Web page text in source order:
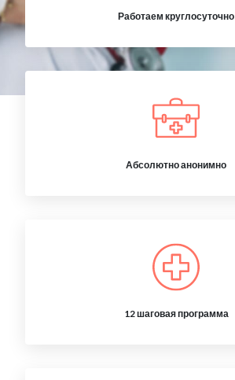
Работаем круглосуточно
Абсолютно анонимно
12 шаговая программа